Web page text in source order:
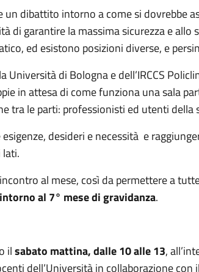
un dibattito intorno a come si dovrebbe
di garantire la massima sicurezza e
ed esistono posizioni diverse, e
Università di Bologna e dell’IRCCS
in attesa di come funziona una sala
tra le parti: professionisti ed utenti della
desideri e necessità e
lati.
al mese, così da permettere a
al 7° mese di gravidanza.
ilsabato mattina, dalle 10 alle 13,
dell’Università in collaborazione con